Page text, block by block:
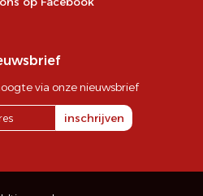
via onze nieuwsbrief
inschrijven